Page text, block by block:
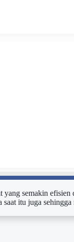
semakin
itu juga